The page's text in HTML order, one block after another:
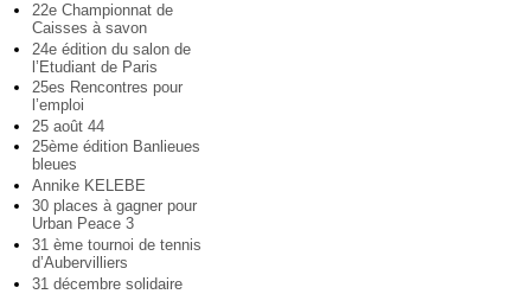
22e Championnat de
Caisses à savon
24e édition du salon de
l’Etudiant de Paris
25es Rencontres pour
l’emploi
25 août 44
25ème édition Banlieues
bleues
Annike KELEBE
30 places à gagner pour
Urban Peace 3
31 ème tournoi de tennis
d’Aubervilliers
31 décembre solidaire